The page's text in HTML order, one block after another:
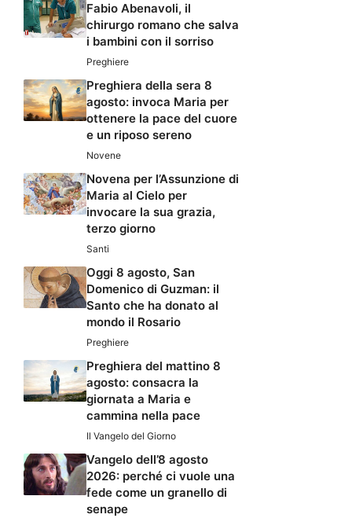
Fabio Abenavoli, il
chirurgo romano che salva
i bambini con il sorriso
Preghiere
Preghiera della sera 8
agosto: invoca Maria per
ottenere la pace del cuore
e un riposo sereno
Novene
Novena per l’Assunzione di
Maria al Cielo per
invocare la sua grazia,
terzo giorno
Santi
Oggi 8 agosto, San
Domenico di Guzman: il
Santo che ha donato al
mondo il Rosario
Preghiere
Preghiera del mattino 8
agosto: consacra la
giornata a Maria e
cammina nella pace
Il Vangelo del Giorno
Vangelo dell’8 agosto
2026: perché ci vuole una
fede come un granello di
senape